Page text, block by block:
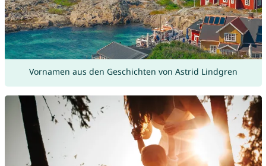
Vornamen aus den Geschichten von Astrid Lindgren